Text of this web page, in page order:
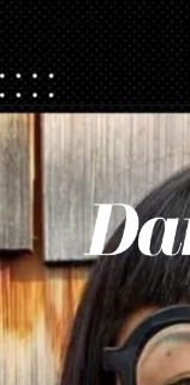
Apertura in corso